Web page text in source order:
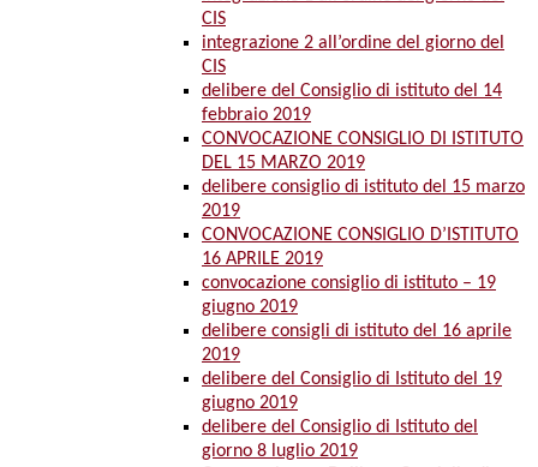
CIS
integrazione 2 all’ordine del giorno del
CIS
delibere del Consiglio di istituto del 14
febbraio 2019
CONVOCAZIONE CONSIGLIO DI ISTITUTO
DEL 15 MARZO 2019
delibere consiglio di istituto del 15 marzo
2019
CONVOCAZIONE CONSIGLIO D’ISTITUTO
16 APRILE 2019
convocazione consiglio di istituto – 19
giugno 2019
delibere consigli di istituto del 16 aprile
2019
delibere del Consiglio di Istituto del 19
giugno 2019
delibere del Consiglio di Istituto del
giorno 8 luglio 2019